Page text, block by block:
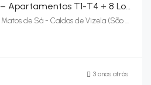
Edifício Polés Habitat – Apartamentos T1-T4 + 8 Lojas – Caldas De Vizela (São Miguel E São João), Vizela
Avenida Padre Constantino Matos de Sá - Caldas de Vizela (São Miguel e São João), Vizela
3 anos atrás